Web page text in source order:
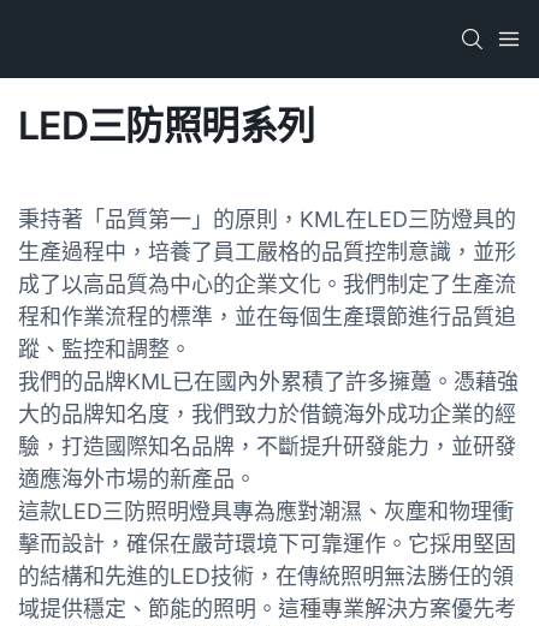
LED三防照明系列
秉持著「品質第一」的原則，KML在LED三防燈具的
生產過程中，培養了員工嚴格的品質控制意識，並形
成了以高品質為中心的企業文化。我們制定了生產流
程和作業流程的標準，並在每個生產環節進行品質追
蹤、監控和調整。
我們的品牌KML已在國內外累積了許多擁躉。憑藉強
大的品牌知名度，我們致力於借鏡海外成功企業的經
驗，打造國際知名品牌，不斷提升研發能力，並研發
適應海外市場的新產品。
這款LED三防照明燈具專為應對潮濕、灰塵和物理衝
擊而設計，確保在嚴苛環境下可靠運作。它採用堅固
的結構和先進的LED技術，在傳統照明無法勝任的領
域提供穩定、節能的照明。這種專業解決方案優先考